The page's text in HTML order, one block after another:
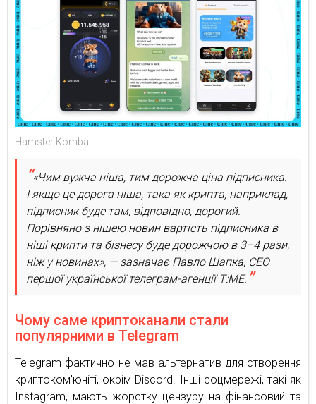
Hamster Kombat
«Чим вужча ніша, тим дорожча ціна підписника.
І якщо це дорога ніша, така як крипта, наприклад,
підписник буде там, відповідно, дорогий.
Порівняно з нішею новин вартість підписника в
ніші крипти та бізнесу буде дорожчою в 3–4 рази,
ніж у новинах», — зазначає Павло Шапка, CEO
першої української телеграм-агенції T:ME.
Чому саме криптоканали стали
популярними в Telegram
Telegram фактично не мав альтернатив для створення
криптоком’юніті, окрім Discord. Інші соцмережі, такі як
Instagram, мають жорстку цензуру на фінансовий та